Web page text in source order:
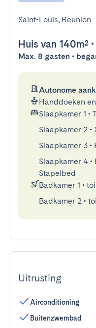
Saint-Louis, Reunion
Huis van 140m² •
Max. 8 gasten •
Autonome
Handdoeken
Slaapkamer 1 •
Slaapkamer 2 •
Slaapkamer 3 •
Slaapkamer 4 •
Stapelbed
Badkamer 1 •
Badkamer 2 •
Uitrusting
Airconditioning
Buitenzwembad